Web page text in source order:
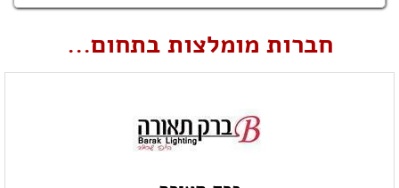
חברות מומלצות בתחום...